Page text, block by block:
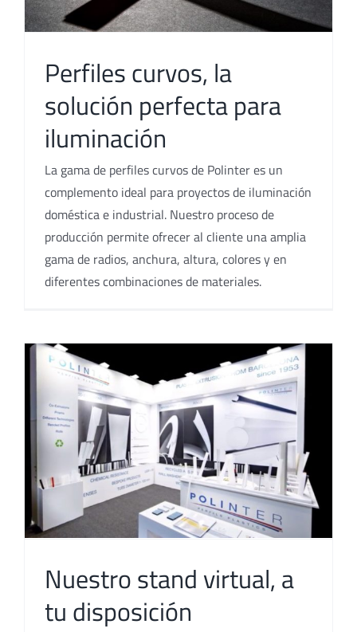
Perfiles curvos, la
solución perfecta para
iluminación
La gama de perfiles curvos de Polinter es un
complemento ideal para proyectos de iluminación
doméstica e industrial. Nuestro proceso de
producción permite ofrecer al cliente una amplia
gama de radios, anchura, altura, colores y en
diferentes combinaciones de materiales.
Nuestro stand virtual, a
tu disposición